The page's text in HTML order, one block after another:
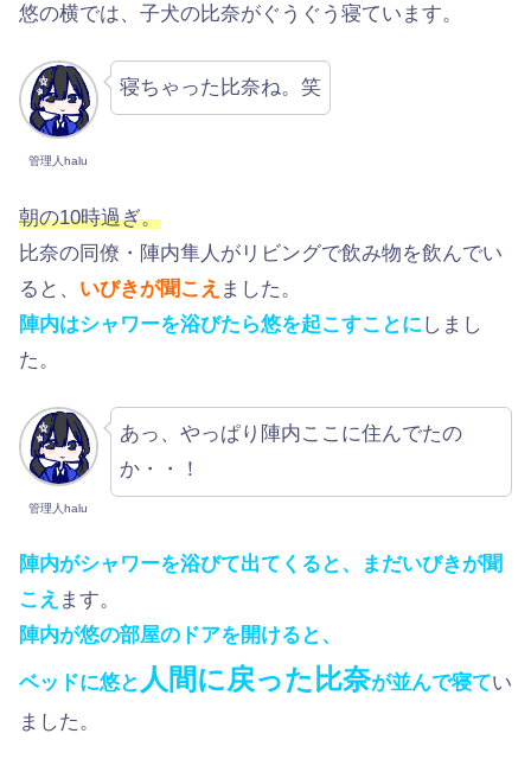
悠の横では、子犬の比奈がぐうぐう寝ています。
管理人halu
寝ちゃった比奈ね。笑
朝の10時過ぎ。
比奈の同僚・陣内隼人がリビングで飲み物を飲んでい
ると、 いびきが聞こえ ました。
陣内はシャワーを浴びたら悠を起こすことに しまし
た。
管理人halu
あっ、やっぱり陣内ここに住んでたの
か・・！
陣内がシャワーを浴びて出てくると、まだいびきが聞
こえ ます。
陣内が悠の部屋のドアを開けると、
ベッドに悠と 人間に戻った比奈が並んで寝てい
ました。